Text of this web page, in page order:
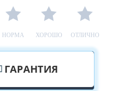
НОРМА ХОРОШО ОТЛИЧНО
ГАРАНТИЯ